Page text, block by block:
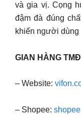
và gia vị. Cọng
đậm đà đúng
khiến người dùng
GIAN HÀNG
– Website:
– Shopee: